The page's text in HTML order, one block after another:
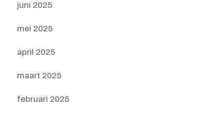
juni 2025
mei 2025
april 2025
maart 2025
februari 2025